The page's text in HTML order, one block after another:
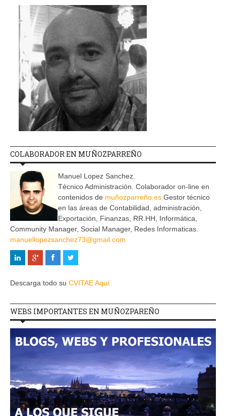
COLABORADOR EN MUÑOZPARREÑO
Manuel Lopez Sanchez.
Técnico Administración. Colaborador on-line en
contenidos de muñozparreño.es Gestor técnico
en las áreas de Contabilidad, administración,
Exportación, Finanzas, RR.HH, Informática,
Community Manager, Social Manager, Redes Informaticas.
manuellopezsanchez73@gmail.com
Descarga todo su CVITAE Aquí
WEBS IMPORTANTES EN MUÑOZPAREÑO